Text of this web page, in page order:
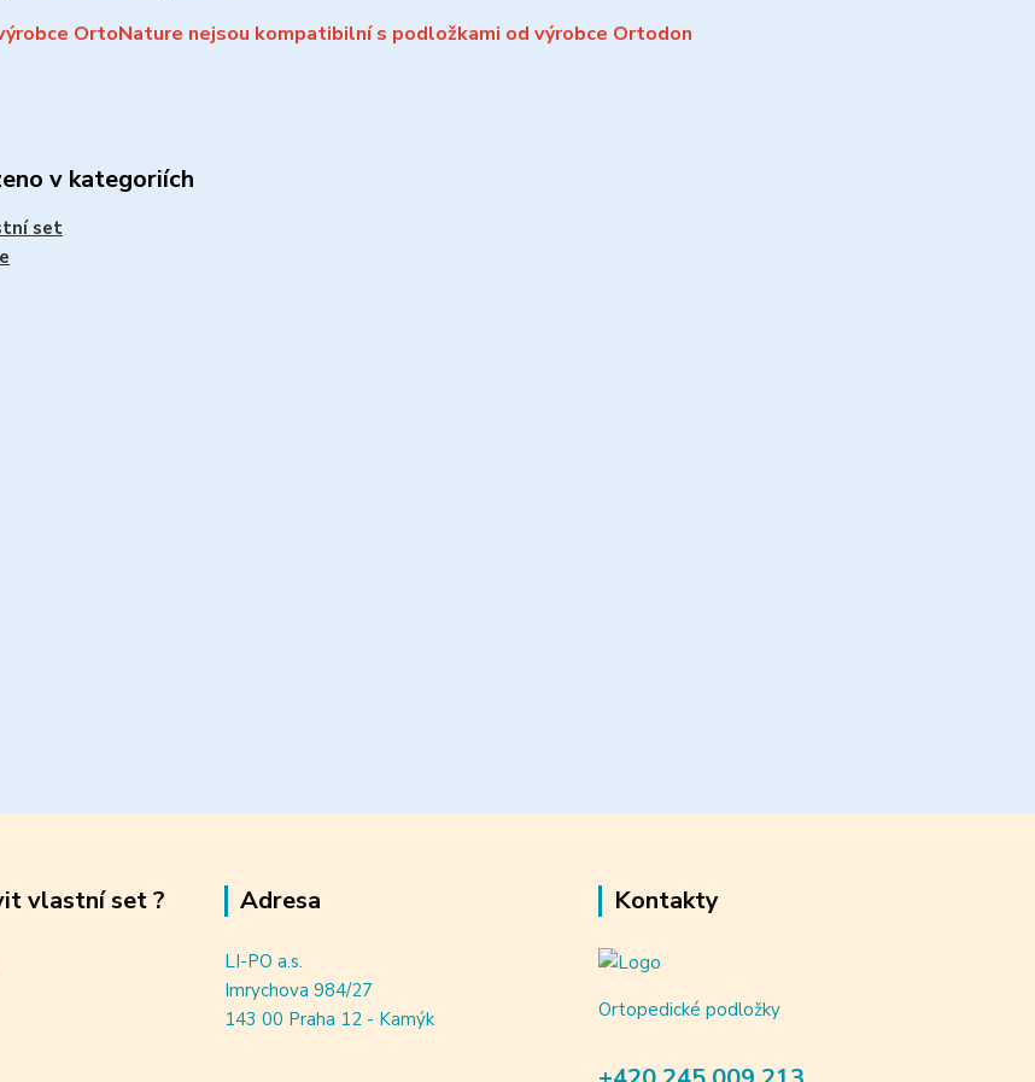
OrtoNature nejsou kompatibilní s podložkami od výrobce Ortodon
v kategoriích
set
vlastní set ? Adresa
LI-PO a.s.
Imrychova 984/27
143 00 Praha 12 - Kamýk
Kontakty
Ortopedické podložky